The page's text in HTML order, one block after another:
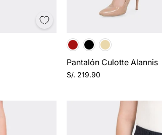
Pantalón Culotte Alannis
S/. 219.90